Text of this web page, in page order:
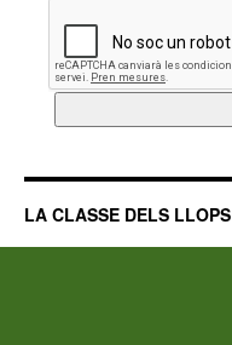
LA CLASSE DELS LLOPS